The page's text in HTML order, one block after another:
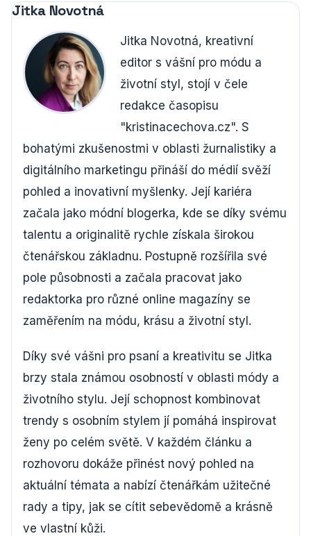
Jitka Novotná
Jitka Novotná, kreativní
editor s vášní pro módu a
životní styl, stojí v čele
redakce časopisu
"kristinacechova.cz". S
bohatými zkušenostmi v oblasti žurnalistiky a
digitálního marketingu přináší do médií svěží
pohled a inovativní myšlenky. Její kariéra
začala jako módní blogerka, kde se díky svému
talentu a originalitě rychle získala širokou
čtenářskou základnu. Postupně rozšířila své
pole působnosti a začala pracovat jako
redaktorka pro různé online magazíny se
zaměřením na módu, krásu a životní styl.
Díky své vášni pro psaní a kreativitu se Jitka
brzy stala známou osobností v oblasti módy a
životního stylu. Její schopnost kombinovat
trendy s osobním stylem jí pomáhá inspirovat
ženy po celém světě. V každém článku a
rozhovoru dokáže přinést nový pohled na
aktuální témata a nabízí čtenářkám užitečné
rady a tipy, jak se cítit sebevědomě a krásně
ve vlastní kůži.